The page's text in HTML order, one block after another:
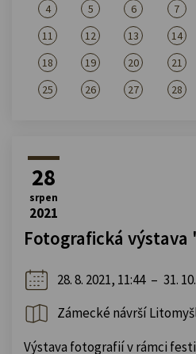
4
5 6 7
11
12 13 14
18
19 20 21
25
26 27 28
28
srpen
2021
Fotografická výstava
28. 8. 2021, 11:44 – 31.
Zámecké návrší
Výstava fotografií v rámci